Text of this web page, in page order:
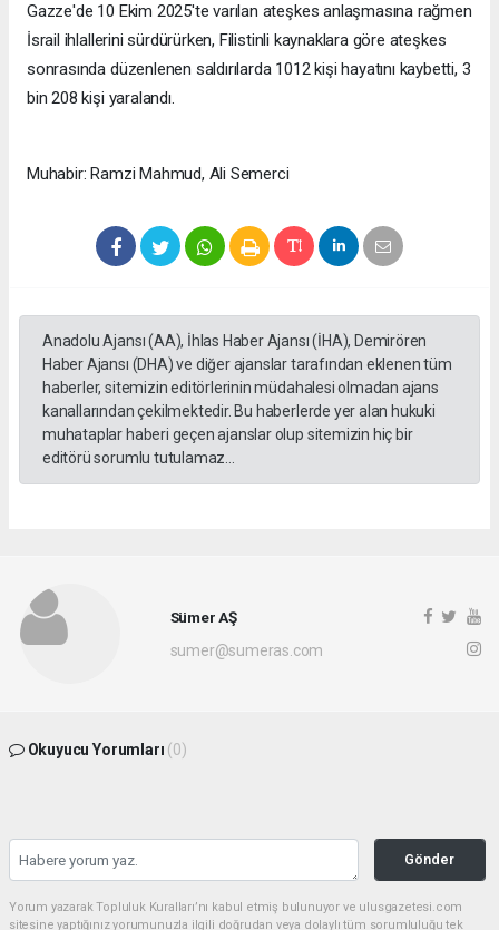
Gazze'de 10 Ekim 2025'te varılan ateşkes anlaşmasına rağmen
İsrail ihlallerini sürdürürken, Filistinli kaynaklara göre ateşkes
sonrasında düzenlenen saldırılarda 1012 kişi hayatını kaybetti, 3
bin 208 kişi yaralandı.
Muhabir: Ramzi Mahmud, Ali Semerci
Anadolu Ajansı (AA), İhlas Haber Ajansı (İHA), Demirören
Haber Ajansı (DHA) ve diğer ajanslar tarafından eklenen tüm
haberler, sitemizin editörlerinin müdahalesi olmadan ajans
kanallarından çekilmektedir. Bu haberlerde yer alan hukuki
muhataplar haberi geçen ajanslar olup sitemizin hiç bir
editörü sorumlu tutulamaz...
Sümer AŞ
sumer@sumeras.com
Okuyucu Yorumları (0)
Gönder
Yorum yazarak Topluluk Kuralları’nı kabul etmiş bulunuyor ve ulusgazetesi.com
sitesine yaptığınız yorumunuzla ilgili doğrudan veya dolaylı tüm sorumluluğu tek